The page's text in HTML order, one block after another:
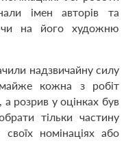
імен авторів та
на його художню
надзвичайну силу
кожна з робіт
розрив у оцінках був
тільки частину
номінаціях або